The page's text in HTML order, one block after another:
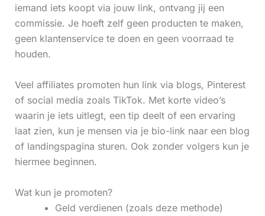
iemand iets koopt via jouw link, ontvang jij een
commissie. Je hoeft zelf geen producten te maken,
geen klantenservice te doen en geen voorraad te
houden.
Veel affiliates promoten hun link via blogs, Pinterest
of social media zoals TikTok. Met korte video’s
waarin je iets uitlegt, een tip deelt of een ervaring
laat zien, kun je mensen via je bio-link naar een blog
of landingspagina sturen. Ook zonder volgers kun je
hiermee beginnen.
Wat kun je promoten?
Geld verdienen (zoals deze methode)